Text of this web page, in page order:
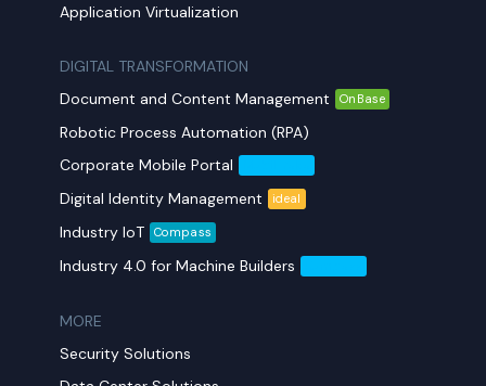
Application Virtualization
DIGITAL TRANSFORMATION
Document and Content Management
OnBase
Robotic Process Automation (RPA)
Corporate Mobile Portal
Digital Identity Management ideal
Industry IoT Compass
Industry 4.0 for Machine Builders
MORE​
Security Solutions